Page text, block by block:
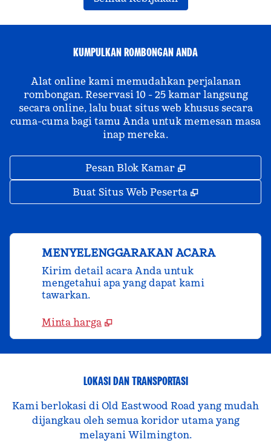
KUMPULKAN ROMBONGAN ANDA
Alat online kami memudahkan perjalanan
rombongan. Reservasi 10 - 25 kamar langsung
secara online, lalu buat situs web khusus secara
cuma-cuma bagi tamu Anda untuk memesan masa
inap mereka.
Pesan Blok Kamar ,
Buat Situs Web Peserta ,
MENYELENGGARAKAN ACARA
Kirim detail acara Anda untuk
mengetahui apa yang dapat kami
tawarkan.
Minta harga
LOKASI DAN TRANSPORTASI
Kami berlokasi di Old Eastwood Road yang mudah
dijangkau oleh semua koridor utama yang
melayani Wilmington.